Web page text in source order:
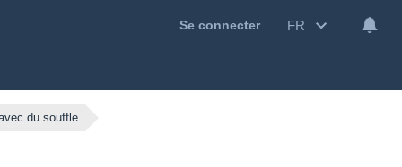
Se connecter FR
du souffle